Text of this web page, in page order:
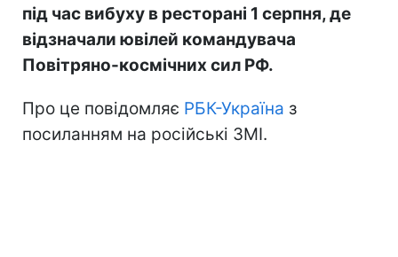
під час вибуху в ресторані 1 серпня, де
відзначали ювілей командувача
Повітряно-космічних сил РФ.
Про це повідомляє РБК-Україна з
посиланням на російські ЗМІ.